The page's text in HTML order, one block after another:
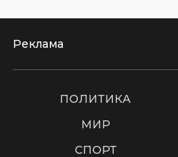
Реклама
ПОЛИТИКА
МИР
СПОРТ